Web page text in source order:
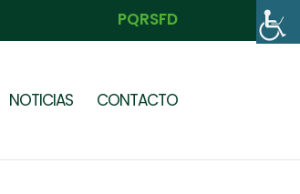
PQRSFD
NOTICIAS CONTACTO